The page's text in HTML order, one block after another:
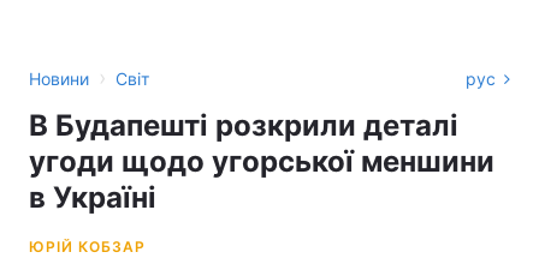
Новини › Світ рус
В Будапешті розкрили деталі
угоди щодо угорської меншини
в Україні
ЮРІЙ КОБЗАР